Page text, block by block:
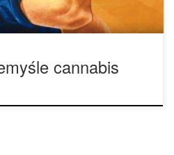
cannabis